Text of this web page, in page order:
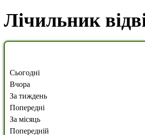
Лічильник
Сьогодні
Вчора
За тиждень
Попередні
За місяць
Попередній